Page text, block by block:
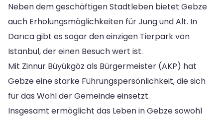
Neben dem geschäftigen Stadtleben bietet Gebze
auch Erholungsmöglichkeiten für Jung und Alt. In
Darıca gibt es sogar den einzigen Tierpark von
Istanbul, der einen Besuch wert ist.
Mit Zinnur Büyükgöz als Bürgermeister (AKP) hat
Gebze eine starke Führungspersönlichkeit, die sich
für das Wohl der Gemeinde einsetzt.
Insgesamt ermöglicht das Leben in Gebze sowohl